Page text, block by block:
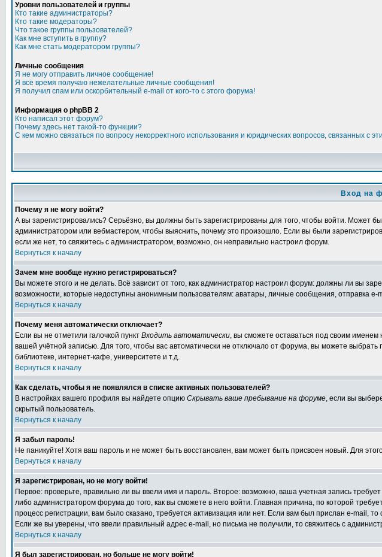
Уровни пользователей и группы
Кто такие администраторы?
Кто такие модераторы?
Что такое группы пользователей?
Как мне вступить в группу?
Как мне стать модератором группы?
Личные сообщения
Я не могу отправить личное сообщение!
Я всё время получаю нежелательные личные сообщения!
Я получил спам или оскорбительный e-mail от кого-то с этого форума!
Информация о phpBB 2
Кто написал этот форум?
Почему здесь нет такой-то функции?
С кем можно связаться по вопросу некорректного использования и юридических вопросов, связанных с
Вход на
Почему я не могу войти?
А вы зарегистрировались? Серьёзно, вы должны быть зарегистрированы для того, чтобы войти. Может
администратором или вебмастером, чтобы выяснить, почему это произошло. Если вы были
если же нет, то свяжитесь с администратором, возможно, он неправильно настроил форум.
Вернуться к началу
Зачем мне вообще нужно регистрироваться?
Вы можете этого и не делать. Всё зависит от того, как администратор настроил форум: должны ли вы
возможности, которые недоступны анонимным пользователям: аватары, личные сообщения, отправка e-
Вернуться к началу
Почему меня автоматически отключает?
Если вы не отметили галочкой пункт Входить автоматически, вы сможете оставаться под своим именем
вашей учётной записью. Для того, чтобы вас автоматически не отключало от форума, вы можете выбрать
библиотеке, интернет-кафе, университете и т.д.
Вернуться к началу
Как сделать, чтобы я не появлялся в списке активных пользователей?
В настройках вашего профиля вы найдете опцию Скрывать ваше пребывание на форуме, если вы
скрытый пользователь.
Вернуться к началу
Я забыл пароль!
Не паникуйте! Хотя ваш пароль и не может быть восстановлен, вам может быть присвоен новый. Для
Вернуться к началу
Я зарегистрирован, но не могу войти!
Первое: проверьте, правильно ли вы ввели имя и пароль. Второе: возможно, ваша учетная запись
либо администратором форума до того, как вы сможете в него войти. Главная причина, по которой
процесс регистрации, вам было сказано, требуется активизация или нет. Если вам был прислан e-mail,
Если же вы уверены, что ввели правильный адрес e-mail, но письма не получили, то свяжитесь с
Вернуться к началу
Я был зарегистрирован, но больше не могу войти!